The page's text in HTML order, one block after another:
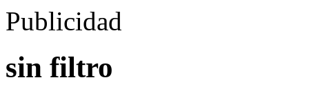
Publicidad
sin filtro